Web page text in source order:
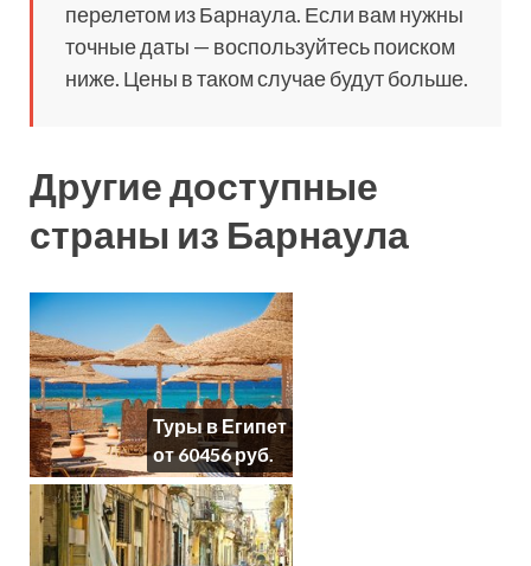
перелетом из Барнаула. Если вам нужны
точные даты — воспользуйтесь поиском
ниже. Цены в таком случае будут больше.
Другие доступные
страны из Барнаула
Туры в Египет
от 60456 руб.